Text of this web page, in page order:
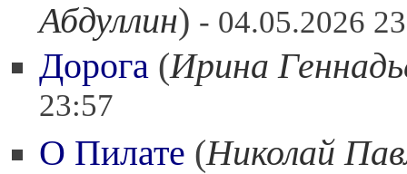
Абдуллин) - 04.05.2026
Дорога (Ирина
23:57
О Пилате (Николай